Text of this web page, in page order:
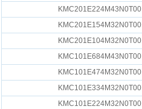
KMC201E224M43N0T00
KMC201E154M32N0T00
KMC201E104M32N0T00
KMC101E684M43N0T00
KMC101E474M32N0T00
KMC101E334M32N0T00
KMC101E224M32N0T00